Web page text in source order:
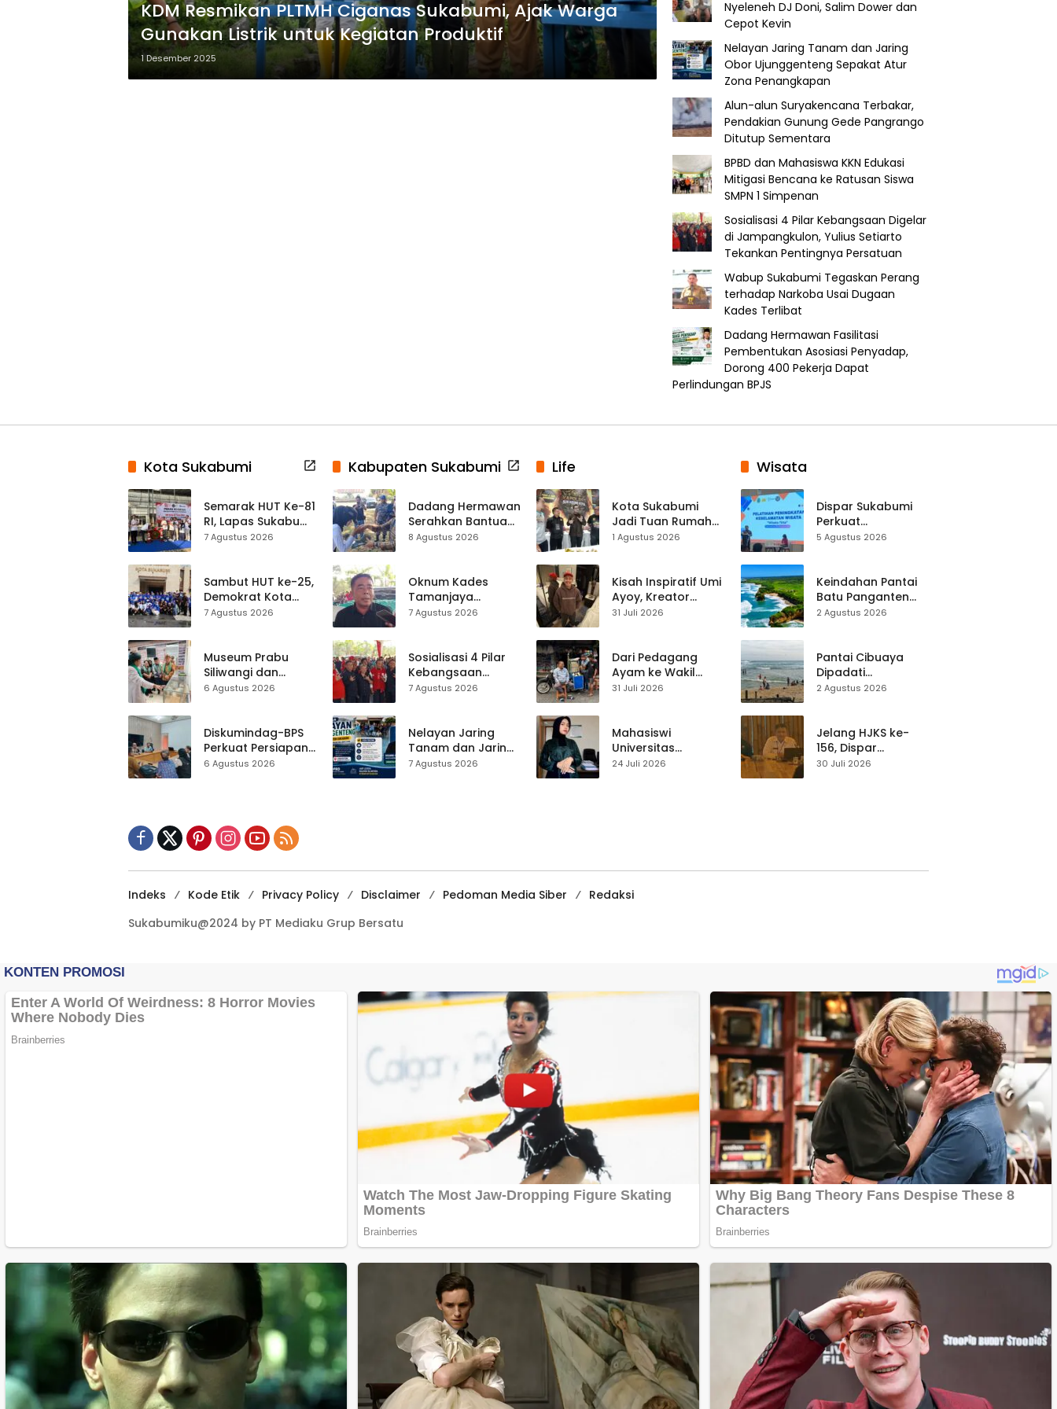
KDM Resmikan PLTMH Ciganas Sukabumi, Ajak Warga
Gunakan Listrik untuk Kegiatan Produktif
1 Desember 2025
Nyeleneh DJ Doni, Salim Dower dan
Cepot Kevin
Nelayan Jaring Tanam dan Jaring
Obor Ujunggenteng Sepakat Atur
Zona Penangkapan
Alun-alun Suryakencana Terbakar,
Pendakian Gunung Gede Pangrango
Ditutup Sementara
BPBD dan Mahasiswa KKN Edukasi
Mitigasi Bencana ke Ratusan Siswa
SMPN 1 Simpenan
Sosialisasi 4 Pilar Kebangsaan Digelar
di Jampangkulon, Yulius Setiarto
Tekankan Pentingnya Persatuan
Wabup Sukabumi Tegaskan Perang
terhadap Narkoba Usai Dugaan
Kades Terlibat
Dadang Hermawan Fasilitasi
Pembentukan Asosiasi Penyadap,
Dorong 400 Pekerja Dapat
Perlindungan BPJS
Kota Sukabumi
Semarak HUT Ke-81
RI, Lapas Sukabumi
Resmi Gelar Pekan
7 Agustus 2026
Sambut HUT ke-25,
Demokrat Kota
Sukabumi
ASRI Lewat Aksi
Bersih Masjid
Agung
7 Agustus 2026
Museum Prabu
Siliwangi dan
Museum Keramik
Hampir 500 Koleksi
Dipisahkan
6 Agustus 2026
Diskumindag-BPS
Perkuat Persiapan
Sensus Ekonomi,
6 Agustus 2026
Kabupaten Sukabumi
Dadang Hermawan
Serahkan Bantuan
Seragam
Ciracap
8 Agustus 2026
Oknum Kades
Tamanjaya
Terjerat Kasus
Seleksi Calon
Kades Diperketat
7 Agustus 2026
Sosialisasi 4 Pilar
Kebangsaan
Digelar di
Tekankan
Pentingnya
Persatuan
7 Agustus 2026
Nelayan Jaring
Tanam dan Jaring
Obor
7 Agustus 2026
Life
Kota Sukabumi
Jadi Tuan Rumah
Kontes Batu Akik
1 Agustus 2026
Kisah Inspiratif Umi
Ayoy, Kreator
TikTok Asal
Live Streaming
31 Juli 2026
Dari Pedagang
Ayam ke Wakil
Ketua DPRD, H.
Pasar Cisaat
31 Juli 2026
Mahasiswi
Universitas
Muhammadiyah
24 Juli 2026
Wisata
Dispar Sukabumi
Perkuat
Keselamatan
Mitigasi hingga
Teknik Evakuasi
5 Agustus 2026
Keindahan Pantai
Batu Panganten
Mulai Dilirik
2 Agustus 2026
Pantai Cibuaya
Dipadati
Wisatawan,
Waspada
2 Agustus 2026
Jelang HJKS ke-
156, Dispar
Kabupaten
30 Juli 2026
Indeks Kode Etik Privacy Policy Disclaimer Pedoman Media Siber
Redaksi
Sukabumiku@2024 by PT Mediaku Grup Bersatu